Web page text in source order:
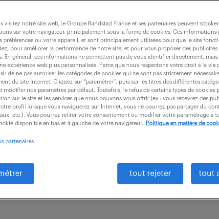
et exploitation (f/h)
(92) CDI 28 000 - 33 000 € / an
au Responsable d'Exploitation et en
vous occupez un poste clé, très
visitez notre site web, le Groupe Randstad France et ses partenaires peuvent
sur votre navigateur, principalement sous la forme de cookies. Ces informations
préférences ou votre appareil, et sont principalement utilisées pour que le site
pour améliorer la performance de notre site, et pour vous proposer des publicités
En général, ces informations ne permettent pas de vous identifier directement,
expérience web plus personnalisée. Parce que nous respectons votre droit à la vie
de ne pas autoriser les catégories de cookies qui ne sont pas strictement
du site Internet. Cliquez sur “paramétrer”, puis sur les titres des différentes
modifier nos paramètres par défaut. Toutefois, le refus de certains types de cookies
sur le site et les services que nous pouvons vous offrir (ex : vous recevrez des
profil lorsque vous naviguerez sur Internet, vous ne pourrez pas partager du
etc.). Vous pourrez retirer votre consentement ou modifier votre paramétrage à
disponible en bas et à gauche de votre navigateur.
Politique en matière de
partenaires
tout rejeter tout